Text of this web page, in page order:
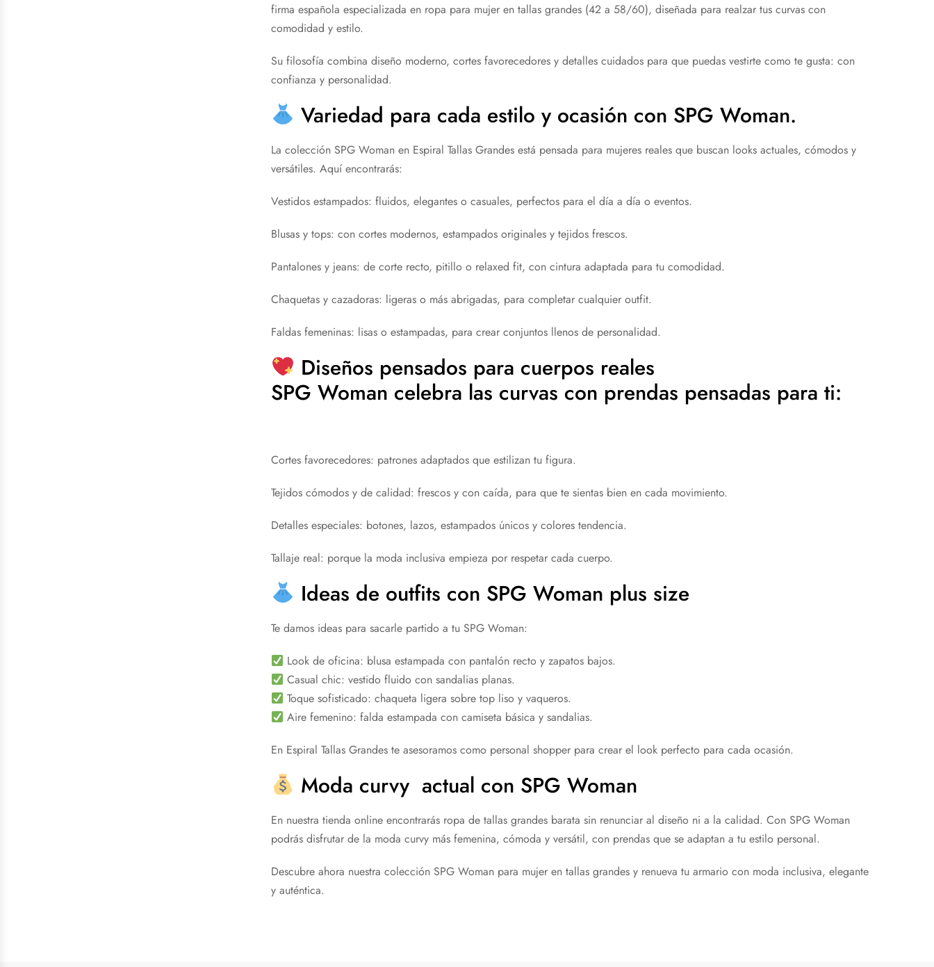
firma española especializada en ropa para mujer en tallas grandes (42 a 58/60), diseñada para realzar tus curvas con
comodidad y estilo.
Su filosofía combina diseño moderno, cortes favorecedores y detalles cuidados para que puedas vestirte como te gusta: con
confianza y personalidad.
Variedad para cada estilo y ocasión con SPG Woman.
La colección SPG Woman en Espiral Tallas Grandes está pensada para mujeres reales que buscan looks actuales, cómodos y
versátiles. Aquí encontrarás:
Vestidos estampados: fluidos, elegantes o casuales, perfectos para el día a día o eventos.
Blusas y tops: con cortes modernos, estampados originales y tejidos frescos.
Pantalones y jeans: de corte recto, pitillo o relaxed fit, con cintura adaptada para tu comodidad.
Chaquetas y cazadoras: ligeras o más abrigadas, para completar cualquier outfit.
Faldas femeninas: lisas o estampadas, para crear conjuntos llenos de personalidad.
Diseños pensados para cuerpos reales
SPG Woman celebra las curvas con prendas pensadas para ti:
Cortes favorecedores: patrones adaptados que estilizan tu figura.
Tejidos cómodos y de calidad: frescos y con caída, para que te sientas bien en cada movimiento.
Detalles especiales: botones, lazos, estampados únicos y colores tendencia.
Tallaje real: porque la moda inclusiva empieza por respetar cada cuerpo.
Ideas de outfits con SPG Woman plus size
Te damos ideas para sacarle partido a tu SPG Woman:
Look de oficina: blusa estampada con pantalón recto y zapatos bajos.
Casual chic: vestido fluido con sandalias planas.
Toque sofisticado: chaqueta ligera sobre top liso y vaqueros.
Aire femenino: falda estampada con camiseta básica y sandalias.
En Espiral Tallas Grandes te asesoramos como personal shopper para crear el look perfecto para cada ocasión.
Moda curvy actual con SPG Woman
En nuestra tienda online encontrarás ropa de tallas grandes barata sin renunciar al diseño ni a la calidad. Con SPG Woman
podrás disfrutar de la moda curvy más femenina, cómoda y versátil, con prendas que se adaptan a tu estilo personal.
Descubre ahora nuestra colección SPG Woman para mujer en tallas grandes y renueva tu armario con moda inclusiva, elegante
y auténtica.